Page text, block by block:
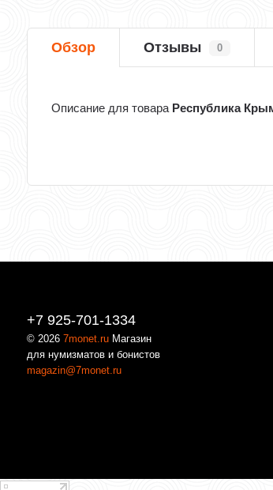
Обзор Отзывы 0
Описание для товара Республика
+7 925-701-1334
© 20267monet.ru Магазин
для нумизматов и бонистов
magazin@7monet.ru